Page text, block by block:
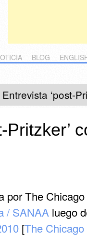
BLOG
Entrevista ‘post-
Pritzker’
por The
/ SANAA luego
[The Chicago